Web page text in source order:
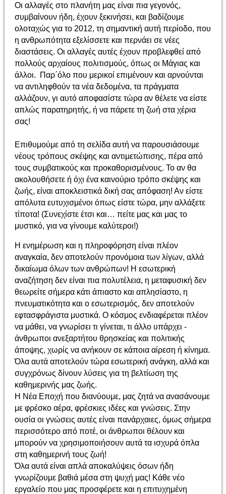
Οι αλλαγές στο πλανήτη μας είναι πια γεγονός,
συμβαίνουν ήδη, έχουν ξεκινήσει, και βαδίζουμε
ολοταχώς για το 2012, τη σημαντική αυτή περίοδο, που
η ανθρωπότητα εξελίσσετε και περνάει σε νέες
διαστάσεις. Οι αλλαγές αυτές έχουν προβλεφθεί από
πολλούς αρχαίους πολιτισμούς, όπως οι Μάγιας και
άλλοι. Παρ΄όλο που μερικοί επιμένουν και αρνούνται
να αντιληφθούν τα νέα δεδομένα, τα πράγματα
αλλάζουν, γι αυτό αποφασίστε τώρα αν θέλετε να είστε
απλώς παρατηρητής, ή να πάρετε τη ζωή στα χέρια
σας!
Επιθυμούμε από τη σελίδα αυτή να παρουσιάσουμε
νέους τρόπους σκέψης και αντιμετώπισης, πέρα από
τους συμβατικούς και προκαθορισμένους. Το αν θα
ακολουθήσετε ή όχι ένα καινούριο τρόπο σκέψης και
ζωής, είναι αποκλειστικά δική σας απόφαση! Αν είστε
απόλυτα ευτυχισμένοι όπως είστε τώρα, μην αλλάξετε
τίποτα! (Συνεχίστε έτσι και… πείτε μας και μας το
μυστικό, για να γίνουμε καλύτεροι!)
Η ενημέρωση και η πληροφόρηση είναι πλέον
αναγκαία, δεν αποτελούν προνόμοια των λίγων, αλλά
δικαίωμα όλων των ανθρώπων! Η εσωτερική
αναζήτηση δεν είναι πια πολυτέλεια, η μεταφυσική δεν
θεωρείτε σήμερα κάτι άπιαστο και απλησίαστο, η
πνευματικότητα και ο εσωτερισμός, δεν αποτελούν
εφτασφράγιστα μυστικά. Ο κόσμος ενδιαφέρεται πλέον
να μάθει, να γνωρίσει τι γίνεται, τι άλλο υπάρχει -
άνθρωποι ανεξαρτήτου θρησκείας και πολιτικής
άποψης, χωρίς να ανήκουν σε κάποια αίρεση ή κίνημα.
Όλα αυτά αποτελούν τώρα εσωτερική ανάγκη, αλλά και
συγχρόνως δίνουν λύσεις για τη βελτίωση της
καθημερινής μας ζωής.
Η Νέα Εποχή που διανύουμε, μας ζητά να ανασάνουμε
με φρέσκο αέρα, φρέσκιες ιδέες και γνώσεις. Στην
ουσία οι γνώσεις αυτές είναι πανάρχαιες, όμως σήμερα
περισσότερο από ποτέ, οι άνθρωποι θέλουν και
μπορούν να χρησιμοποιήσουν αυτά τα ισχυρά όπλα
στη καθημερινή τους ζωή!
Όλα αυτά είναι απλά αποκαλύψεις όσων ήδη
γνωρίζουμε βαθιά μέσα στη ψυχή μας! Κάθε νέο
εργαλείο που μας προσφέρετε και η επιτυχημένη